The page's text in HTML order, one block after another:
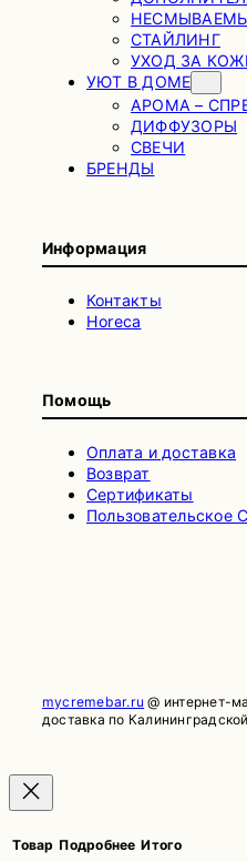
СТАЙЛИНГ
УХОД ЗА
УЮТ В ДОМЕ
АРОМА –
ДИФФУЗОРЫ
СВЕЧИ
БРЕНДЫ
Информация
Контакты
Horeca
Помощь
Оплата и доставка
Возврат
Сертификаты
Пользовательское
mycremebar.ru @ интернет-
доставка по
Товар Подробнее Итого